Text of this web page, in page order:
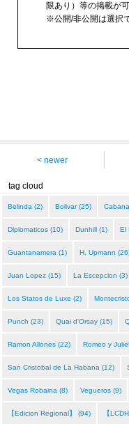
限あり）等の掲載が
※公開/非公開は選択
< newer
tag cloud
Belinda (2) Bolivar (25)
Diplomaticos (10) Dunhill (1) El
Guantanamera (1) H. Upmann
Juan Lopez (15) La Escepcion (3)
Los Statos de Luxe (2)
Punch (23) Quai d'Orsay (15)
Ramon Allones (22) Romeo y
San Cristobal de La Habana (12)
Vegas Robaina (8) Vegueros (9)
【Edicion Regional】 (94) 【